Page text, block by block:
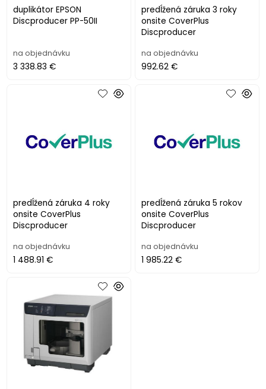
duplikátor EPSON
Discproducer PP-50II
na objednávku
3 338.83 €
predĺžená záruka 3 roky
onsite CoverPlus
Discproducer
na objednávku
992.62 €
predĺžená záruka 4 roky
onsite CoverPlus
Discproducer
na objednávku
1 488.91 €
predĺžená záruka 5 rokov
onsite CoverPlus
Discproducer
na objednávku
1 985.22 €